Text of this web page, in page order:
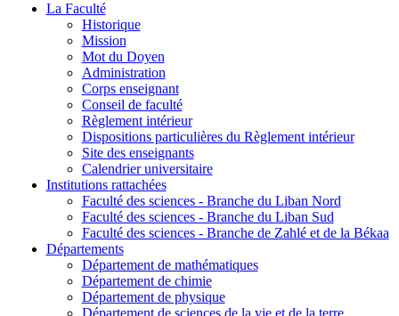
La Faculté
Historique
Mission
Mot du Doyen
Administration
Corps enseignant
Conseil de faculté
Règlement intérieur
Dispositions particulières du Règlement intérieur
Site des enseignants
Calendrier universitaire
Institutions rattachées
Faculté des sciences - Branche du Liban Nord
Faculté des sciences - Branche du Liban Sud
Faculté des sciences - Branche de Zahlé et de la Békaa
Départements
Département de mathématiques
Département de chimie
Département de physique
Département de sciences de la vie et de la terre